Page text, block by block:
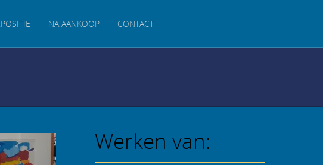
NA AANKOOP CONTACT
Werken van: